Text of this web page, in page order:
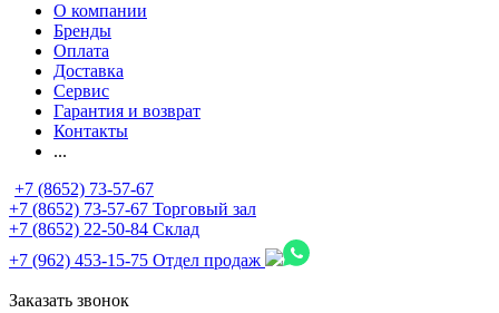
О компании
Бренды
Оплата
Доставка
Сервис
Гарантия и возврат
Контакты
...
+7 (8652) 73-57-67
+7 (8652) 73-57-67 Торговый зал
+7 (8652) 22-50-84 Склад
+7 (962) 453-15-75 Отдел продаж
Заказать звонок